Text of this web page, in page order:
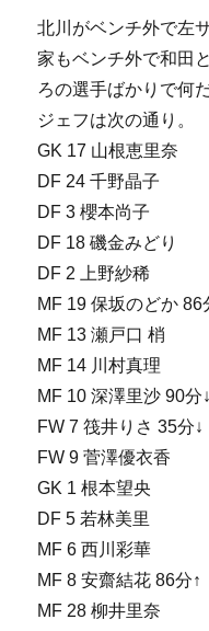
北川がベンチ外で左
家もベンチ外で和田
ろの選手ばかりで何
ジェフは次の通り。
GK 17 山根恵里奈
DF 24 千野晶子
DF 3 櫻本尚子
DF 18 磯金みどり
DF 2 上野紗稀
MF 19 保坂のどか 86
MF 13 瀬戸口 梢
MF 14 川村真理
MF 10 深澤里沙 90分↓
FW 7 筏井りさ 35分↓
FW 9 菅澤優衣香
GK 1 根本望央
DF 5 若林美里
MF 6 西川彩華
MF 8 安齋結花 86分↑
MF 28 柳井里奈